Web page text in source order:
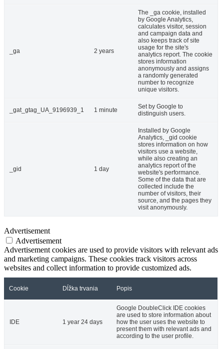
_ga 2 years
The _ga cookie, installed
by Google Analytics,
calculates visitor, session
and campaign data and
also keeps track of site
usage for the site's
analytics report. The cookie
stores information
anonymously and assigns
a randomly generated
number to recognize
unique visitors.
_gat_gtag_UA_9196939_1 1 minute
Set by Google to
distinguish users.
_gid 1 day
Installed by Google
Analytics, _gid cookie
stores information on how
visitors use a website,
while also creating an
analytics report of the
website's performance.
Some of the data that are
collected include the
number of visitors, their
source, and the pages they
visit anonymously.
Advertisement
Advertisement
Advertisement cookies are used to provide visitors with relevant ads
and marketing campaigns. These cookies track visitors across
websites and collect information to provide customized ads.
Cookie Dĺžka trvania Popis
IDE 1 year 24 days
Google DoubleClick IDE cookies
are used to store information about
how the user uses the website to
present them with relevant ads and
according to the user profile.